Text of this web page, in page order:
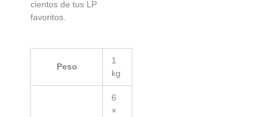
cientos de tus LP
favoritos.
Peso
1
kg
6
×